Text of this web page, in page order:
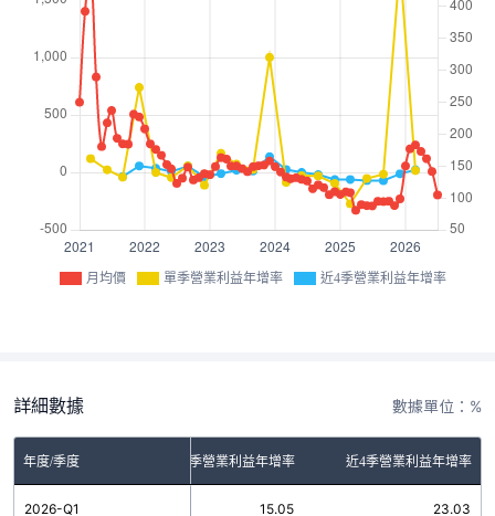
月均價 單季營業利益年增率 近4季營業利益年增率
詳細數據 數據單位：%
年度/季度 單季營業利益年增率 近4季營業利益年增率
2026-Q1 15.05 23.03